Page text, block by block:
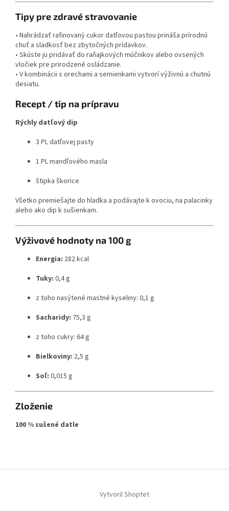
Tipy pre zdravé stravovanie
• Nahrádzať rafinovaný cukor datľovou pastou prináša prírodnú
chuť a sladkosť bez zbytočných prídavkov.
• Skúste ju pridávať do raňajkových múčnikov alebo ovsených
vločiek pre prirodzené osládzanie.
• V kombinácii s orechami a semienkami vytvorí výživnú a chutnú
desiatu.
Recept / tip na prípravu
Rýchly datľový dip
3 PL datľovej pasty
1 PL mandľového masla
štipka škorice
Všetko premiešajte do hladka a podávajte k ovociu, na palacinky
alebo ako dip k sušienkam.
Výživové hodnoty na 100 g
Energia: 282 kcal
Tuky: 0,4 g
z toho nasýtené mastné kyseliny: 0,1 g
Sacharidy: 75,3 g
z toho cukry: 64 g
Bielkoviny: 2,5 g
Soľ: 0,015 g
Zloženie
100 % sušené datle
Vytvoril Shoptet